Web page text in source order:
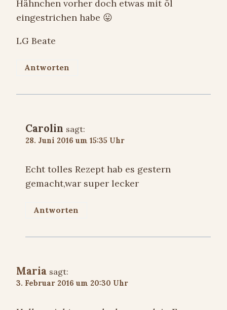
Hähnchen vorher doch etwas mit öl
eingestrichen habe 😛
LG Beate
Antworten
Carolin sagt:
28. Juni 2016 um 15:35 Uhr
Echt tolles Rezept hab es gestern
gemacht,war super lecker
Antworten
Maria sagt:
3. Februar 2016 um 20:30 Uhr